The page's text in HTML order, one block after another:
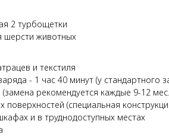
2 турбощетки
шерсти животных
и текстиля
- 1 час 40 минут (у стандартного
рекомендуется каждые 9-12
поверхностей (специальная
и в труднодоступных местах